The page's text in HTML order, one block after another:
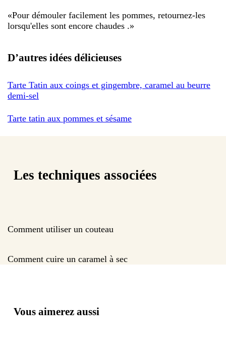
«Pour démouler facilement les pommes, retournez-les
lorsqu'elles sont encore chaudes .»
D’autres idées délicieuses
Tarte Tatin aux coings et gingembre, caramel au beurre
demi-sel
Tarte tatin aux pommes et sésame
Les techniques associées
Comment utiliser un couteau
Comment cuire un caramel à sec
Vous aimerez aussi